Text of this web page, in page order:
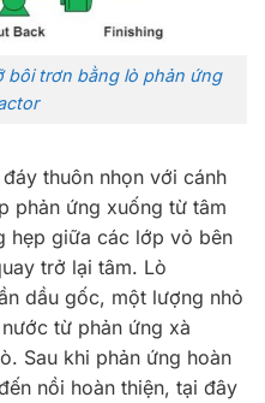
bôi trơn bằng lò phản ứng
thuôn nhọn với cánh
phản ứng xuống từ tâm
hẹp giữa các lớp vỏ bên
trở lại tâm. Lò
dầu gốc, một lượng nhỏ
từ phản ứng xà
Sau khi phản ứng hoàn
nồi hoàn thiện, tại đây